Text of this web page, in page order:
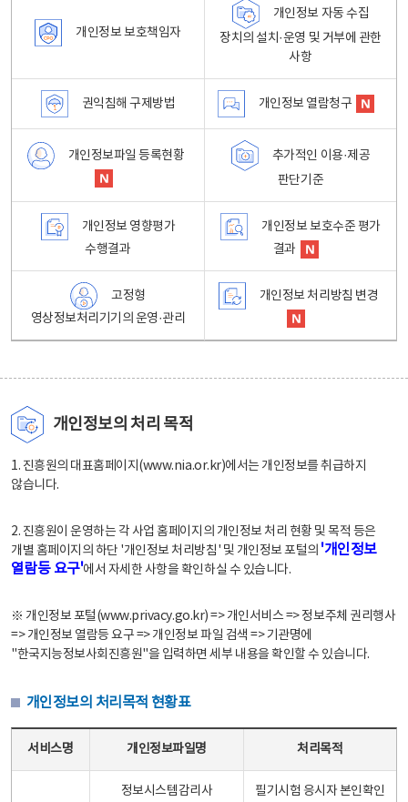
개인정보 보호책임자
개인정보 자동 수집
장치의 설치·운영 및 거부에 관한
사항
권익침해 구제방법 개인정보 열람청구
개인정보파일 등록현황
추가적인 이용·제공
판단기준
개인정보 영향평가
수행결과
개인정보 보호수준 평가
결과
고정형
영상정보처리기기의 운영·관리
개인정보 처리방침 변경
개인정보의 처리 목적
1. 진흥원의 대표홈페이지(www.nia.or.kr)에서는 개인정보를 취급하지
않습니다.
2. 진흥원이 운영하는 각 사업 홈페이지의 개인정보 처리 현황 및 목적 등은
개별 홈페이지의 하단 '개인정보 처리방침' 및 개인정보 포털의 '개인정보
열람등 요구'에서 자세한 사항을 확인하실 수 있습니다.
※ 개인정보 포털(www.privacy.go.kr) => 개인서비스 => 정보주체 권리행사
=> 개인정보 열람등 요구 => 개인정보 파일 검색 => 기관명에
"한국지능정보사회진흥원"을 입력하면 세부 내용을 확인할 수 있습니다.
개인정보의 처리목적 현황표
서비스명 개인정보파일명 처리목적
정보시스템감리사
필기시험 응시자 본인확인